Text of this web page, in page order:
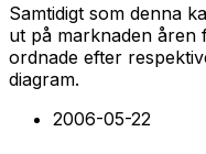
Samtidigt som denna
ut på marknaden åren
ordnade efter
diagram.
2006-05-22